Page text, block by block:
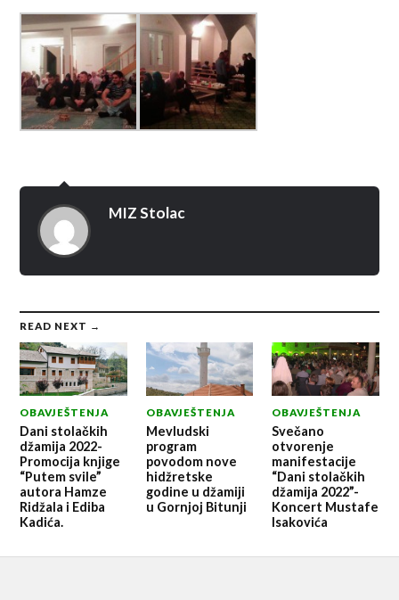
MIZ Stolac
READ NEXT →
OBAVJEŠTENJA
Dani stolačkih
džamija 2022-
Promocija knjige
“Putem svile”
autora Hamze
Ridžala i Ediba
Kadića.
OBAVJEŠTENJA
Mevludski
program
povodom nove
hidžretske
godine u džamiji
u Gornjoj Bitunji
OBAVJEŠTENJA
Svečano
otvorenje
manifestacije
“Dani stolačkih
džamija 2022”-
Koncert Mustafe
Isakovića